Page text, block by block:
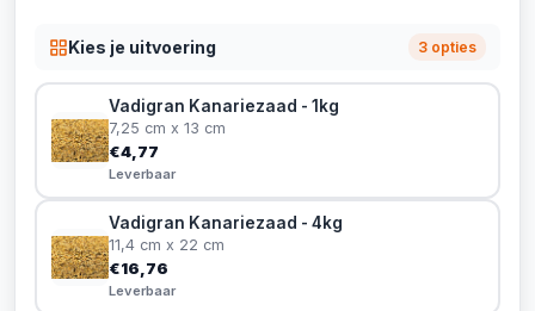
Kies je uitvoering 3 opties
Vadigran Kanariezaad - 1kg
7,25 cm x 13 cm
€4,77
Leverbaar
Vadigran Kanariezaad - 4kg
11,4 cm x 22 cm
€16,76
Leverbaar